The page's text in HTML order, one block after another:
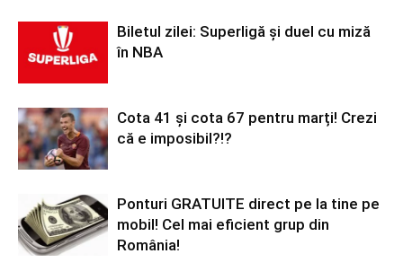
Biletul zilei: Superligă și duel cu miză
în NBA
Cota 41 și cota 67 pentru marți! Crezi
că e imposibil?!?
Ponturi GRATUITE direct pe la tine pe
mobil! Cel mai eficient grup din
România!